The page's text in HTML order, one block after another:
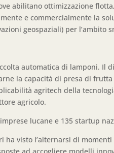
abilitano ottimizzazione
e commercialmente la
geospaziali) per l’ambito
automatica di lamponi. Il
la capacità di presa di frutta
agritech della
agricolo.
lucane e 135 startup
ha visto l’alternarsi di